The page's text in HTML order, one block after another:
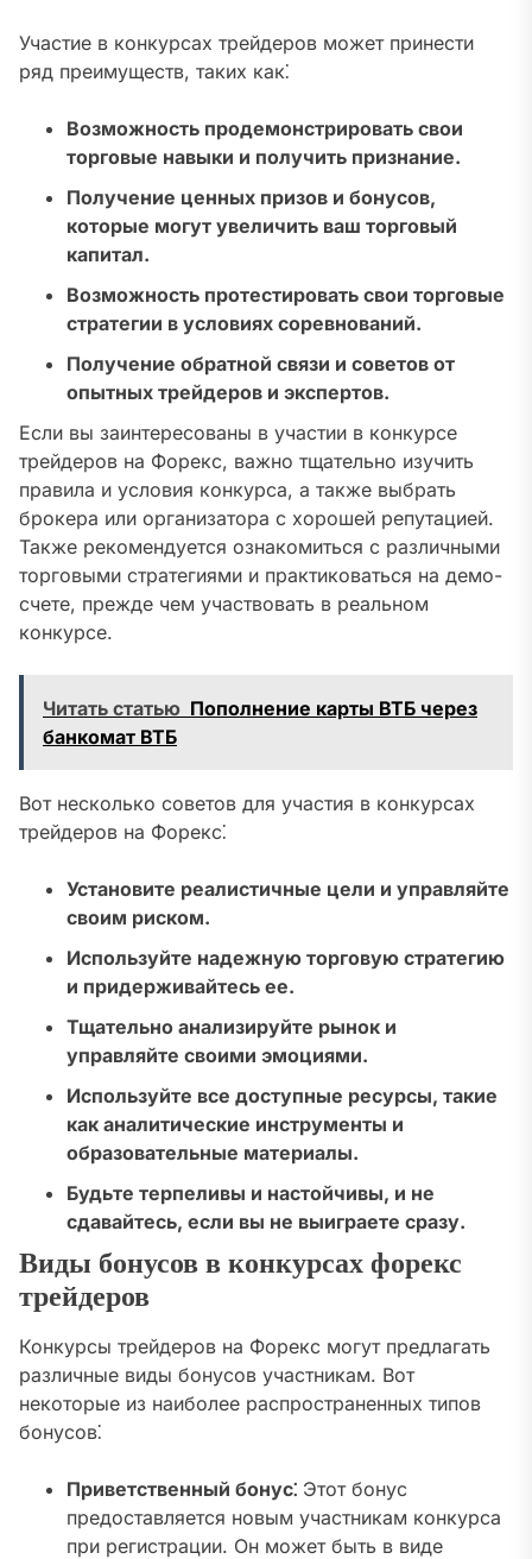
Участие в конкурсах трейдеров может принести
ряд преимуществ, таких как⁚
Возможность продемонстрировать свои
торговые навыки и получить признание.
Получение ценных призов и бонусов,
которые могут увеличить ваш торговый
капитал.
Возможность протестировать свои торговые
стратегии в условиях соревнований.
Получение обратной связи и советов от
опытных трейдеров и экспертов.
Если вы заинтересованы в участии в конкурсе
трейдеров на Форекс, важно тщательно изучить
правила и условия конкурса, а также выбрать
брокера или организатора с хорошей репутацией.
Также рекомендуется ознакомиться с различными
торговыми стратегиями и практиковаться на демо-
счете, прежде чем участвовать в реальном
конкурсе.
Читать статью Пополнение карты ВТБ через
банкомат ВТБ
Вот несколько советов для участия в конкурсах
трейдеров на Форекс⁚
Установите реалистичные цели и управляйте
своим риском.
Используйте надежную торговую стратегию
и придерживайтесь ее.
Тщательно анализируйте рынок и
управляйте своими эмоциями.
Используйте все доступные ресурсы, такие
как аналитические инструменты и
образовательные материалы.
Будьте терпеливы и настойчивы, и не
сдавайтесь, если вы не выиграете сразу.
Виды бонусов в конкурсах форекс
трейдеров
Конкурсы трейдеров на Форекс могут предлагать
различные виды бонусов участникам. Вот
некоторые из наиболее распространенных типов
бонусов⁚
Приветственный бонус⁚ Этот бонус
предоставляется новым участникам конкурса
при регистрации. Он может быть в виде